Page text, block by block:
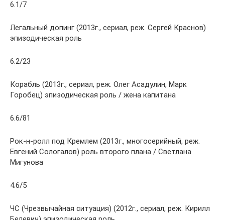
6.1/7
Легальный допинг (2013г., сериал, реж. Сергей Краснов)
эпизодическая роль
6.2/23
Корабль (2013г., сериал, реж. Олег Асадулин, Марк
Горобец) эпизодическая роль / жена капитана
6.6/81
Рок-н-ролл под Кремлем (2013г., многосерийный, реж.
Евгений Сологалов) роль второго плана / Светлана
Мигунова
4.6/5
ЧС (Чрезвычайная ситуация) (2012г., сериал, реж. Кирилл